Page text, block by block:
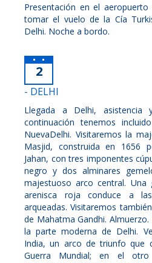
Presentación en el
tomar el vuelo de la Cía
Delhi. Noche a bordo.
2
- DELHI
Llegada a Delhi,
continuación tenemos
NuevaDelhi. Visitaremos la
Masjid, construida en 1656
Jahan, con tres imponentes
negro y dos alminares
majestuoso arco central. Una
arenisca roja conduce a
arqueadas. Visitaremos
de Mahatma Gandhi.
la parte moderna de Delhi.
India, un arco de triunfo que
Guerra Mundial; en el otro